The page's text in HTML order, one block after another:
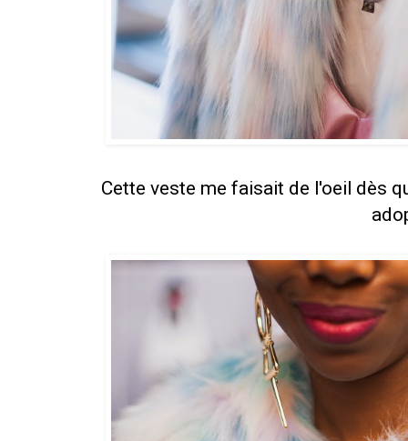
Cette veste me faisait de l'oeil dès